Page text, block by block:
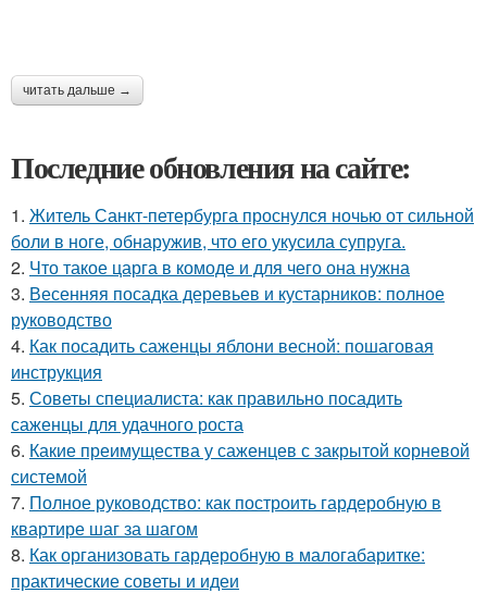
читать дальше →
Последние обновления на сайте:
1. Житель Санкт-петербурга проснулся ночью от сильной
боли в ноге, обнаружив, что его укусила супруга.
2. Что такое царга в комоде и для чего она нужна
3. Весенняя посадка деревьев и кустарников: полное
руководство
4. Как посадить саженцы яблони весной: пошаговая
инструкция
5. Советы специалиста: как правильно посадить
саженцы для удачного роста
6. Какие преимущества у саженцев с закрытой корневой
системой
7. Полное руководство: как построить гардеробную в
квартире шаг за шагом
8. Как организовать гардеробную в малогабаритке:
практические советы и идеи